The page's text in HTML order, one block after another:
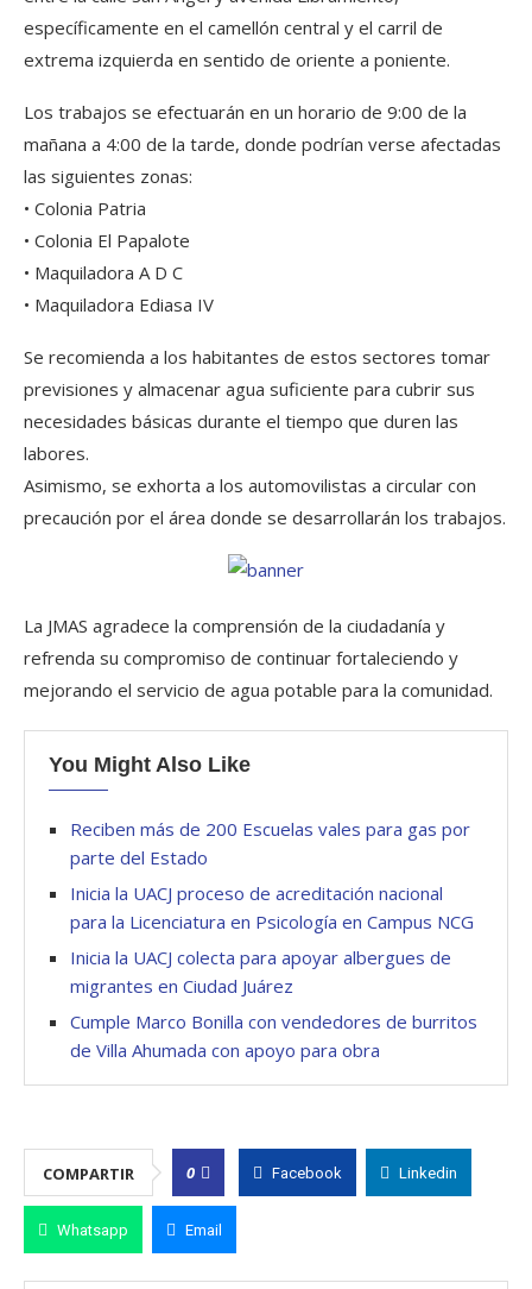
específicamente en el camellón central y el carril de
extrema izquierda en sentido de oriente a poniente.
Los trabajos se efectuarán en un horario de 9:00 de la
mañana a 4:00 de la tarde, donde podrían verse afectadas
las siguientes zonas:
• Colonia Patria
• Colonia El Papalote
• Maquiladora A D C
• Maquiladora Ediasa IV
Se recomienda a los habitantes de estos sectores tomar
previsiones y almacenar agua suficiente para cubrir sus
necesidades básicas durante el tiempo que duren las
labores.
Asimismo, se exhorta a los automovilistas a circular con
precaución por el área donde se desarrollarán los trabajos.
La JMAS agradece la comprensión de la ciudadanía y
refrenda su compromiso de continuar fortaleciendo y
mejorando el servicio de agua potable para la comunidad.
You Might Also Like
Reciben más de 200 Escuelas vales para gas por
parte del Estado
Inicia la UACJ proceso de acreditación nacional
para la Licenciatura en Psicología en Campus NCG
Inicia la UACJ colecta para apoyar albergues de
migrantes en Ciudad Juárez
Cumple Marco Bonilla con vendedores de burritos
de Villa Ahumada con apoyo para obra
COMPARTIR 0 Facebook Linkedin
Whatsapp Email